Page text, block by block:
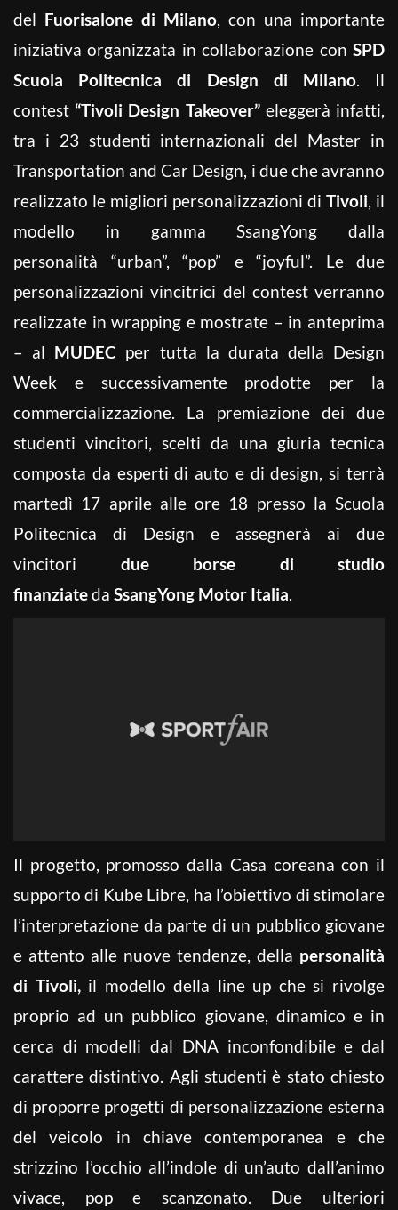
del Fuorisalone di Milano, con una importante
iniziativa organizzata in collaborazione con SPD
Scuola Politecnica di Design di Milano. Il
contest “Tivoli Design Takeover”eleggerà infatti,
tra i 23 studenti internazionali del Master in
Transportation and Car Design, i due che avranno
realizzato le migliori personalizzazioni di Tivoli, il
modello in gamma SsangYong dalla
personalità “urban”, “pop” e “joyful”. Le due
personalizzazioni vincitrici del contest verranno
realizzate in wrapping e mostrate – in anteprima
– al MUDEC per tutta la durata della Design
Week e successivamente prodotte per la
commercializzazione. La premiazione dei due
studenti vincitori, scelti da una giuria tecnica
composta da esperti di auto e di design, si terrà
martedì 17 aprile alle ore 18 presso la Scuola
Politecnica di Design e assegnerà ai due
vincitori due borse di studio
finanziateda SsangYong Motor Italia.
Il progetto, promosso dalla Casa coreana con il
supporto di Kube Libre, ha l’obiettivo di stimolare
l’interpretazione da parte di un pubblico giovane
e attento alle nuove tendenze, della personalità
di Tivoli,il modello della line up che si rivolge
proprio ad un pubblico giovane, dinamico e in
cerca di modelli dal DNA inconfondibile e dal
carattere distintivo. Agli studenti è stato chiesto
di proporre progetti di personalizzazione esterna
del veicolo in chiave contemporanea e che
strizzino l’occhio all’indole di un’auto dall’animo
vivace, pop e scanzonato. Due ulteriori